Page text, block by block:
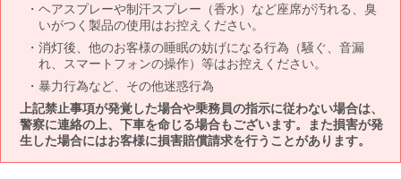
ヘアスプレーや制汗スプレー（香水）など座席が汚れる、臭
いがつく製品の使用はお控えください。
消灯後、他のお客様の睡眠の妨げになる行為（騒ぐ、音漏
れ、スマートフォンの操作）等はお控えください。
暴力行為など、その他迷惑行為
上記禁止事項が発覚した場合や乗務員の指示に従わない場合は、
警察に連絡の上、下車を命じる場合もございます。また損害が発
生した場合にはお客様に損害賠償請求を行うことがあります。